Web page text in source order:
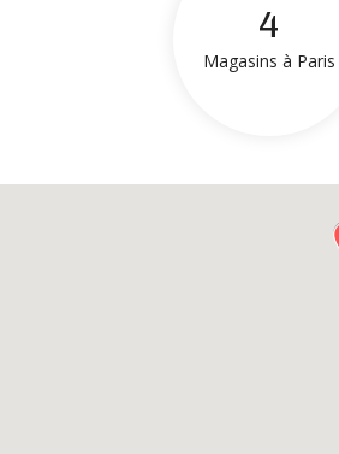
4
Magasins à Paris